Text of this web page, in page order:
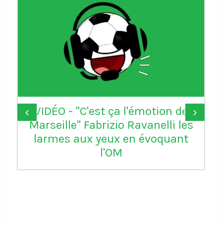
VIDÉO - "C'est ça l'émotion de
Marseille" Fabrizio Ravanelli les
larmes aux yeux en évoquant
l'OM
‹ ›